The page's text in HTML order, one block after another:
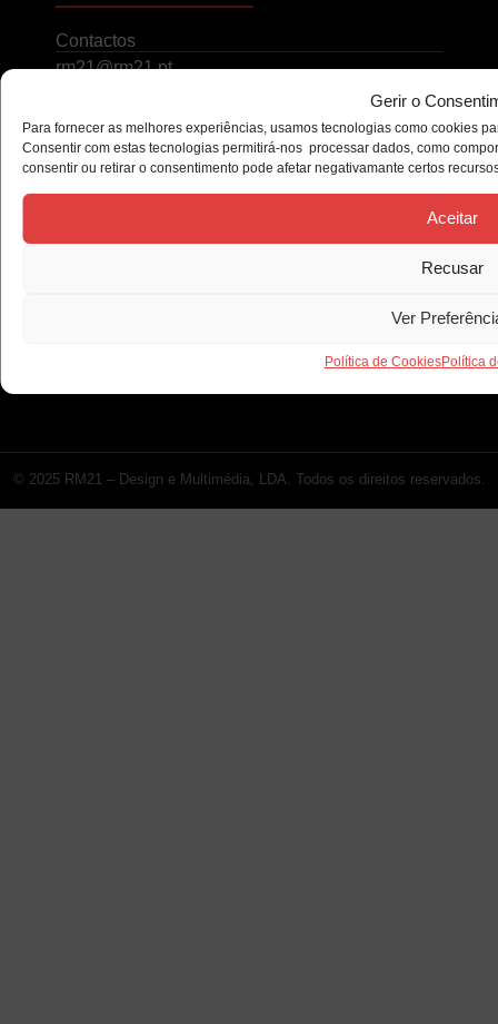
Gerir o
Para fornecer as melhores experiências, usamos tecnologias como cookies
Consentir com estas tecnologias permitirá-nos processar dados, como
consentir ou retirar o consentimento pode afetar negativamante certos
Aceitar
Recusar
Ver
Política de CookiesPolítica
Contactos
rm21@rm21.pt
271 212 488
(Chamada para rede fixa Nacional)
© 2025 RM21 – Design e Multimédia, LDA. Todos os direitos reservados.